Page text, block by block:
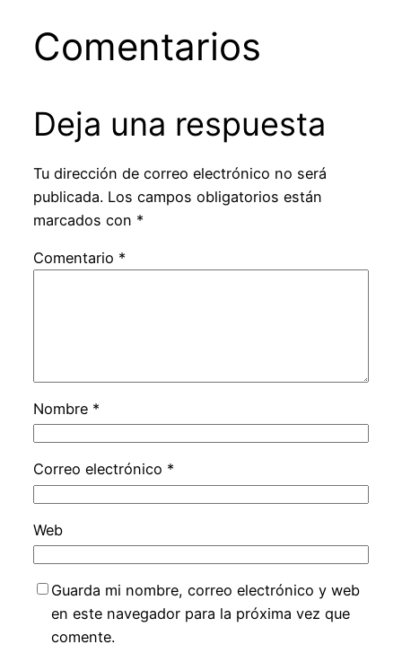
Comentarios
Deja una respuesta
Tu dirección de correo electrónico no será
publicada. Los campos obligatorios están
marcados con *
Comentario *
Nombre *
Correo electrónico *
Web
Guarda mi nombre, correo electrónico y web
en este navegador para la próxima vez que
comente.